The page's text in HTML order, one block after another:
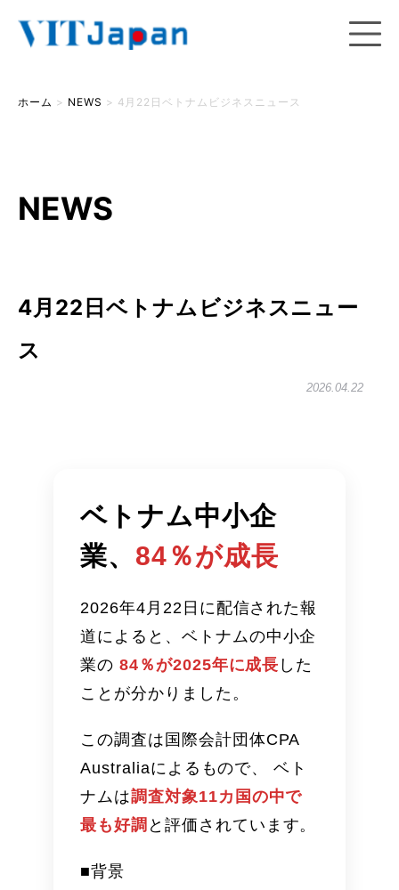
ホーム > NEWS > 4月22日ベトナムビジネスニュース
NEWS
4月22日ベトナムビジネスニュー
ス
2026.04.22
ベトナム中小企
業、 84％が成長
2026年4月22日に配信された報
道によると、ベトナムの中小企
業の 84％が2025年に成長 した
ことが分かりました。
この調査は国際会計団体CPA
Australiaによるもので、 ベト
ナムは調査対象11カ国の中で
最も好調 と評価されています。
■背景